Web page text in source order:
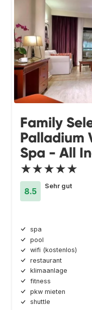
Family
Palladium
Spa - All
★★★★★
8.5
Sehr gut
spa
pool
wifi (kostenlos)
restaurant
klimaanlage
fitness
pkw mieten
shuttle